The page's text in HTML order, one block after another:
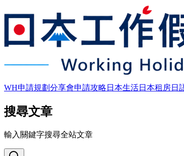
WH申請規劃分享會申請攻略 日本生活日本租房日
搜尋文章
輸入關鍵字搜尋全站文章